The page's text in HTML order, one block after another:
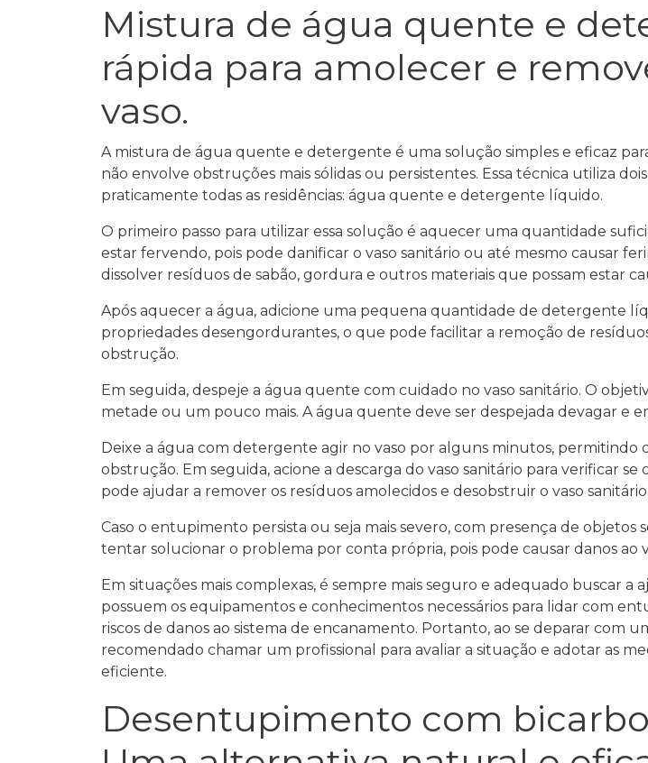
Mistura de água quente e
rápida para amolecer e
vaso.
A mistura de água quente e detergente é uma solução simples e eficaz
não envolve obstruções mais sólidas ou persistentes. Essa técnica utiliza
praticamente todas as residências: água quente e detergente líquido.
O primeiro passo para utilizar essa solução é aquecer uma quantidade
estar fervendo, pois pode danificar o vaso sanitário ou até mesmo causar
dissolver resíduos de sabão, gordura e outros materiais que possam estar
Após aquecer a água, adicione uma pequena quantidade de detergente
propriedades desengordurantes, o que pode facilitar a remoção de
obstrução.
Em seguida, despeje a água quente com cuidado no vaso sanitário. O
metade ou um pouco mais. A água quente deve ser despejada devagar e
Deixe a água com detergente agir no vaso por alguns minutos,
obstrução. Em seguida, acione a descarga do vaso sanitário para verificar
pode ajudar a remover os resíduos amolecidos e desobstruir o vaso sanitário.
Caso o entupimento persista ou seja mais severo, com presença de
tentar solucionar o problema por conta própria, pois pode causar danos ao
Em situações mais complexas, é sempre mais seguro e adequado buscar a
possuem os equipamentos e conhecimentos necessários para lidar com
riscos de danos ao sistema de encanamento. Portanto, ao se deparar com
recomendado chamar um profissional para avaliar a situação e adotar as
eficiente.
Desentupimento com